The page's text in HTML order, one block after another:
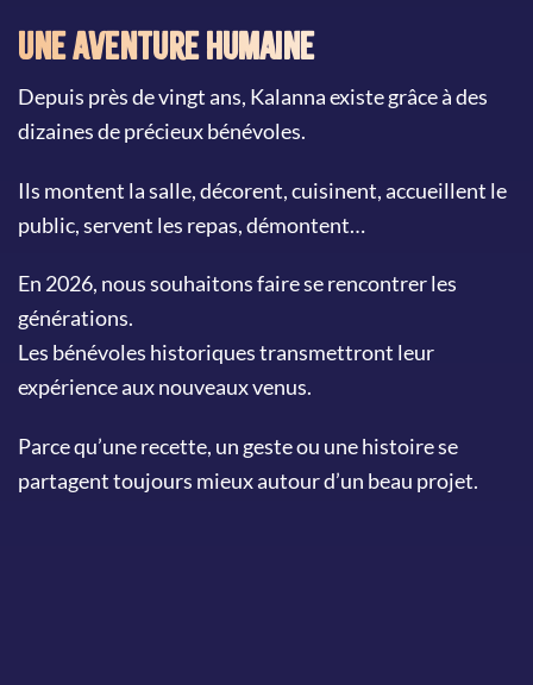
Une aventure humaine
Depuis près de vingt ans, Kalanna existe grâce à des
dizaines de précieux bénévoles.
Ils montent la salle, décorent, cuisinent, accueillent le
public, servent les repas, démontent…
En 2026, nous souhaitons faire se rencontrer les
générations.
Les bénévoles historiques transmettront leur
expérience aux nouveaux venus.
Parce qu’une recette, un geste ou une histoire se
partagent toujours mieux autour d’un beau projet.